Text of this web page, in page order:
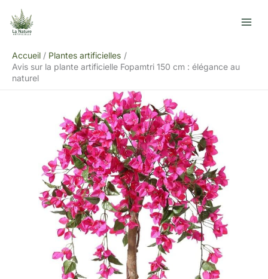
contenu
Accueil
Plantes artificielles
Avis sur la plante artificielle Fopamtri 150 cm : élégance au
naturel
e
h
e